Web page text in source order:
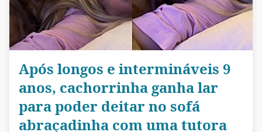
Após longos e intermináveis 9
anos, cachorrinha ganha lar
para poder deitar no sofá
abraçadinha com uma tutora